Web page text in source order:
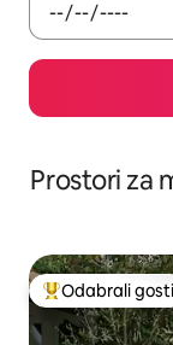
Prostori za
Među najviše
Odabrali gosti